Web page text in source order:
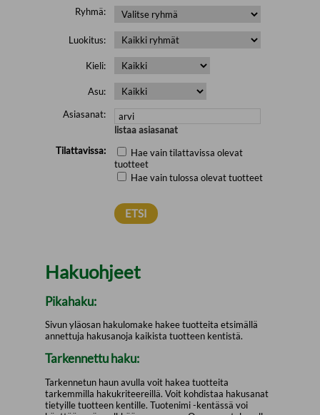
Ryhmä:
Luokitus:
Kieli:
Asu:
Asiasanat:
listaa asiasanat
Tilattavissa:
Hae vain tilattavissa olevat
tuotteet
Hae vain tulossa olevat tuotteet
Hakuohjeet
Pikahaku:
Sivun yläosan hakulomake hakee tuotteita etsimällä
annettuja hakusanoja kaikista tuotteen kentistä.
Tarkennettu haku:
Tarkennetun haun avulla voit hakea tuotteita
tarkemmilla hakukriteereillä. Voit kohdistaa hakusanat
tietyille tuotteen kentille. Tuotenimi -kentässä voi